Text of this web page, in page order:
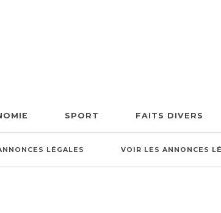
SPORT FAITS DIVERS
LÉGALES VOIR LES ANNONCES